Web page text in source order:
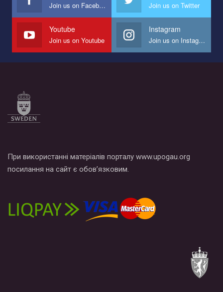
Мы просим вас поддержать нас и помочь нам реализовать
наш план по борьбе с насилием и дискриминацией на почве
СОГИ в Украине.
Все, что вам нужно сделать - это зайти на наш канал YouTube
Join us on Facebook Join us on Twitter
Youtube
Join us on Youtube
Instagram
Join us on Instagram
При використанні матеріалів порталу www.upogau.org
посилання на сайт є обов’язковим.